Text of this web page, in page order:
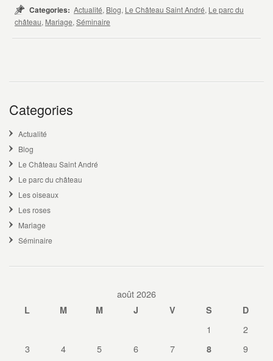
Categories: Actualité, Blog, Le Château Saint André, Le parc du
château, Mariage, Séminaire
Categories
Actualité
Blog
Le Château Saint André
Le parc du château
Les oiseaux
Les roses
Mariage
Séminaire
août 2026
L M M J V S D
1
2
3
4 5 6 7 8
9